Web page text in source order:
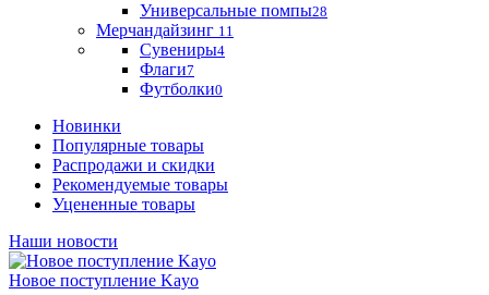
Универсальные помпы28
Мерчандайзинг 11
Сувениры4
Флаги7
Футболки0
Новинки
Популярные товары
Распродажи и скидки
Рекомендуемые товары
Уцененные товары
Наши новости
Новое поступление Kayo